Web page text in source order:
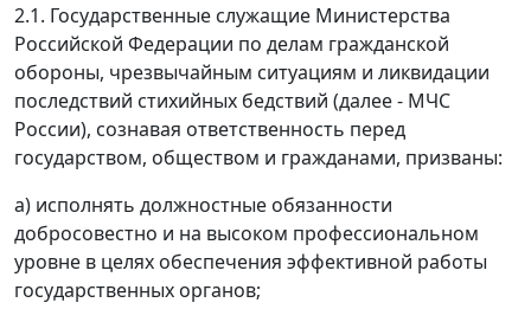
2.1. Государственные служащие Министерства
Российской Федерации по делам гражданской
обороны, чрезвычайным ситуациям и ликвидации
последствий стихийных бедствий (далее - МЧС
России), сознавая ответственность перед
государством, обществом и гражданами, призваны:
а) исполнять должностные обязанности
добросовестно и на высоком профессиональном
уровне в целях обеспечения эффективной работы
государственных органов;